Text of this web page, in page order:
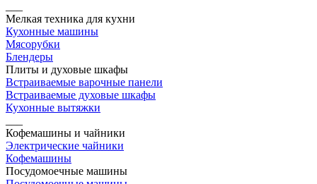
Мелкая техника для кухни
Кухонные машины
Мясорубки
Блендеры
Плиты и духовые шкафы
Встраиваемые варочные панели
Встраиваемые духовые шкафы
Кухонные вытяжки
Кофемашины и чайники
Электрические чайники
Кофемашины
Посудомоечные машины